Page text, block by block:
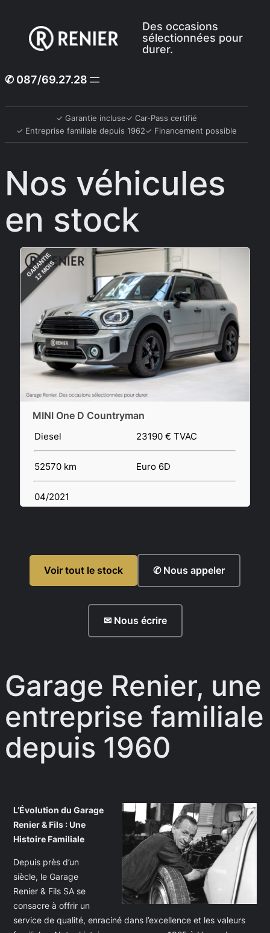
content
Des occasions
sélectionnées pour
durer.
✆ 087/69.27.28
✓ Garantie incluse✓ Car-Pass certifié
✓ Entreprise familiale depuis 1962✓ Financement possible
Nos véhicules
en stock
GARANTIE
12 MOIS
MINI One D Countryman
Diesel 23190 € TVAC
52570 km Euro 6D
04/2021
Voir tout le stock ✆ Nous appeler
✉ Nous écrire
Garage Renier, une
entreprise familiale
depuis 1960
L’Évolution du Garage
Renier & Fils : Une
Histoire Familiale
Depuis près d’un
siècle, le Garage
Renier & Fils SA se
consacre à offrir un
service de qualité, enraciné dans l’excellence et les valeurs